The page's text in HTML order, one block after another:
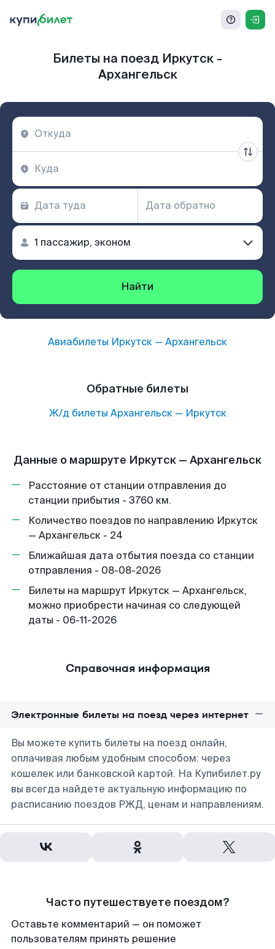
Билеты на поезд Иркутск -
Архангельск
Найти
Авиабилеты Иркутск — Архангельск
Обратные билеты
Ж/д билеты Архангельск— Иркутск
Данные о маршруте Иркутск — Архангельск
Расстояние от станции отправления до
станции прибытия - 3760 км.
Количество поездов по направлению Иркутск
— Архангельск - 24
Ближайшая дата отбытия поезда со станции
отправления - 08-08-2026
Билеты на маршрут Иркутск — Архангельск,
можно приобрести начиная со следующей
даты - 06-11-2026
Справочная информация
Электронные билеты на поезд через интернет
Вы можете купить билеты на поезд онлайн,
оплачивая любым удобным способом: через
кошелек или банковской картой. На Купибилет.ру
вы всегда найдете актуальную информацию по
расписанию поездов РЖД, ценам и направлениям.
Часто путешествуете поездом?
Оставьте комментарий — он поможет
пользователям принять решение